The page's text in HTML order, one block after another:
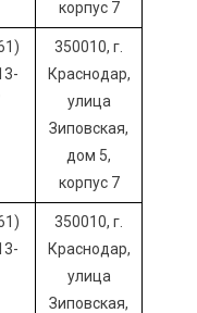
корпус 7
350010, г.
Краснодар,
улица
Зиповская,
дом 5,
корпус 7
350010, г.
Краснодар,
улица
Зиповская,